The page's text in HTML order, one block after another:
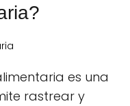
es una
rastrear y